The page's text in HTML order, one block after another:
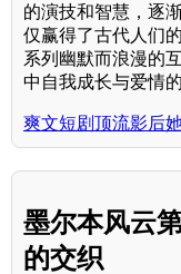
的演技和智慧，逐
仅赢得了古代人们
系列幽默而浪漫的
中自我成长与爱情的
爽文短剧顶流影后
墨尔本风云
的交织